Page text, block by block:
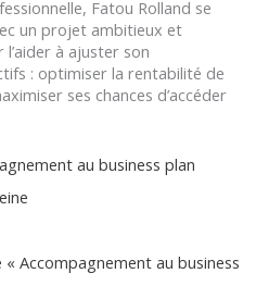
Fatou Rolland se
un projet ambitieux et
à ajuster son
: optimiser la rentabilité de
ses chances d’accéder
au business plan
Accompagnement au business